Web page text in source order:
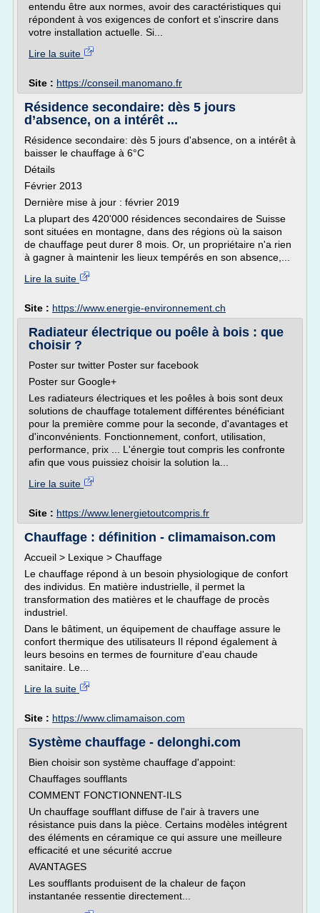
entendu être aux normes, avoir des caractéristiques qui
répondent à vos exigences de confort et s'inscrire dans
votre installation actuelle. Si...
Lire la suite
Site : https://conseil.manomano.fr
Résidence secondaire: dès 5 jours
d’absence, on a intérêt ...
Résidence secondaire: dès 5 jours d'absence, on a intérêt à
baisser le chauffage à 6°C
Détails
Février 2013
Dernière mise à jour : février 2019
La plupart des 420'000 résidences secondaires de Suisse
sont situées en montagne, dans des régions où la saison
de chauffage peut durer 8 mois. Or, un propriétaire n'a rien
à gagner à maintenir les lieux tempérés en son absence,...
Lire la suite
Site : https://www.energie-environnement.ch
Radiateur électrique ou poêle à bois : que
choisir ?
Poster sur twitter Poster sur facebook
Poster sur Google+
Les radiateurs électriques et les poêles à bois sont deux
solutions de chauffage totalement différentes bénéficiant
pour la première comme pour la seconde, d'avantages et
d'inconvénients. Fonctionnement, confort, utilisation,
performance, prix ... L'énergie tout compris les confronte
afin que vous puissiez choisir la solution la...
Lire la suite
Site : https://www.lenergietoutcompris.fr
Chauffage : définition - climamaison.com
Accueil > Lexique > Chauffage
Le chauffage répond à un besoin physiologique de confort
des individus. En matière industrielle, il permet la
transformation des matières et le chauffage de procès
industriel.
Dans le bâtiment, un équipement de chauffage assure le
confort thermique des utilisateurs Il répond également à
leurs besoins en termes de fourniture d'eau chaude
sanitaire. Le...
Lire la suite
Site : https://www.climamaison.com
Système chauffage - delonghi.com
Bien choisir son système chauffage d'appoint:
Chauffages soufflants
COMMENT FONCTIONNENT-ILS
Un chauffage soufflant diffuse de l'air à travers une
résistance puis dans la pièce. Certains modèles intégrent
des éléments en céramique ce qui assure une meilleure
efficacité et une sécurité accrue
AVANTAGES
Les soufflants produisent de la chaleur de façon
instantanée ressentie directement...